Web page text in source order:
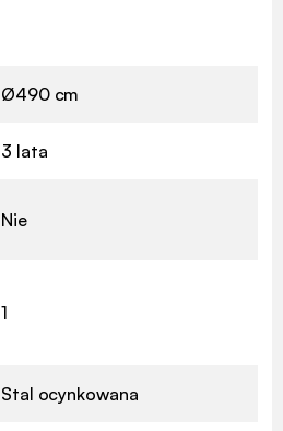
Ø490 cm
3 lata
Nie
1
Stal ocynkowana